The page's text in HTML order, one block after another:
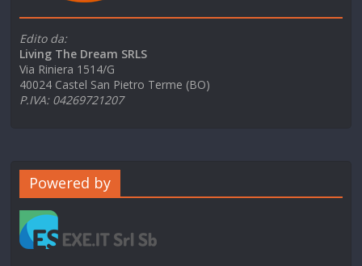
Edito da:
Living The Dream SRLS
Via Riniera 1514/G
40024 Castel San Pietro Terme (BO)
P.IVA: 04269721207
Powered by